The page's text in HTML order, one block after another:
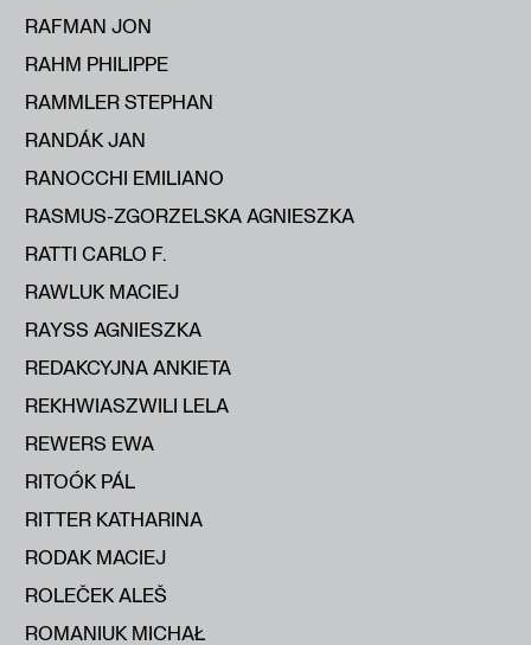
RAFMAN JON
RAHM PHILIPPE
RAMMLER STEPHAN
RANDÁK JAN
RANOCCHI EMILIANO
RASMUS-ZGORZELSKA AGNIESZKA
RATTI CARLO F.
RAWLUK MACIEJ
RAYSS AGNIESZKA
REDAKCYJNA ANKIETA
REKHWIASZWILI LELA
REWERS EWA
RITOÓK PÁL
RITTER KATHARINA
RODAK MACIEJ
ROLEČEK ALEŠ
ROMANIUK MICHAŁ